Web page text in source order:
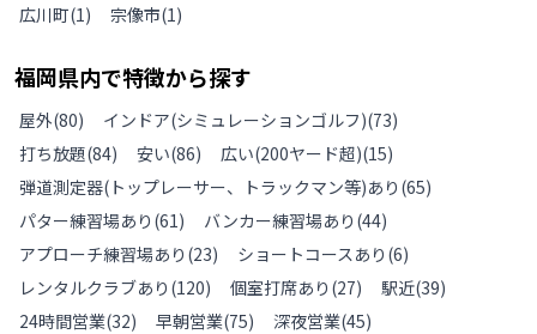
広川町(1) 宗像市(1)
福岡県内で特徴から探す
屋外(80) インドア(シミュレーションゴルフ)(73)
打ち放題(84) 安い(86) 広い(200ヤード超)(15)
弾道測定器(トップレーサー、トラックマン等)あり (65)
パター練習場あり (61) バンカー練習場あり (44)
アプローチ練習場あり (23) ショートコースあり (6)
レンタルクラブあり (120) 個室打席あり (27) 駅近(39)
24時間営業(32) 早朝営業(75) 深夜営業(45)